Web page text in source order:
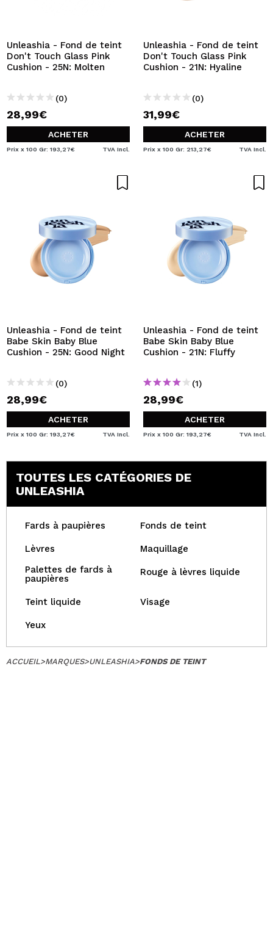
effectuer vos achats rapidement, vérifier l'état de vos
commandes et consulter vos opérations précédentes.
CRÉER UN COMPTE
Unleashia - Fond de teint
Don't Touch Glass Pink
Cushion - 25N: Molten
(0)
28,99€
ACHETER
Prix x 100 Gr: 193,27€ TVA Incl.
Unleashia - Fond de teint
Don't Touch Glass Pink
Cushion - 21N: Hyaline
(0)
31,99€
ACHETER
Prix x 100 Gr: 213,27€ TVA Incl.
Unleashia - Fond de teint
Babe Skin Baby Blue
Cushion - 25N: Good Night
(0)
28,99€
ACHETER
Prix x 100 Gr: 193,27€ TVA Incl.
Unleashia - Fond de teint
Babe Skin Baby Blue
Cushion - 21N: Fluffy
(1)
28,99€
ACHETER
Prix x 100 Gr: 193,27€ TVA Incl.
TOUTES LES CATÉGORIES DE
UNLEASHIA
Fards à paupières Fonds de teint
Lèvres
Maquillage
Palettes de fards à
paupières
Rouge à lèvres liquide
Teint liquide Visage
Yeux
ACCUEIL>MARQUES>UNLEASHIA>FONDS DE TEINT